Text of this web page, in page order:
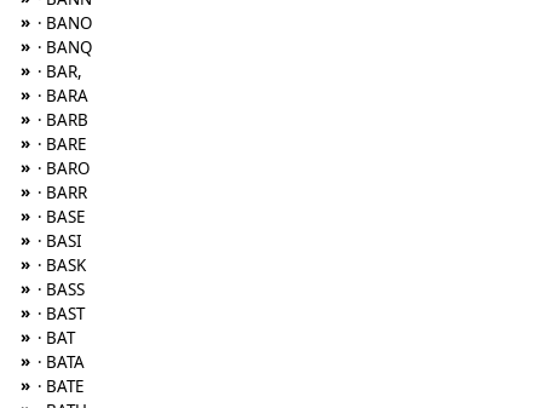
» · BANO
» · BANQ
» · BAR,
» · BARA
» · BARB
» · BARE
» · BARO
» · BARR
» · BASE
» · BASI
» · BASK
» · BASS
» · BAST
» · BAT
» · BATA
» · BATE